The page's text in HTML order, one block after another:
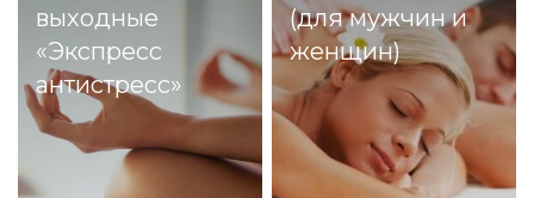
выходные
«Экспресс
антистресс»
(для мужчин и
женщин)